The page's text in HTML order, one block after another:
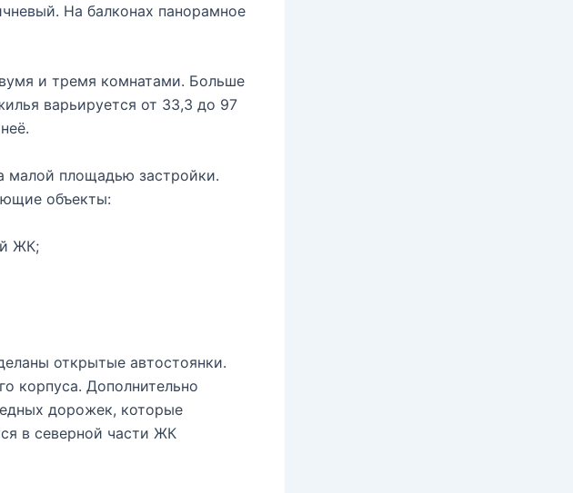
На балконах панорамное
и тремя комнатами. Больше
варьируется от 33,3 до 97
малой площадью застройки.
объекты:
ЖК;
открытые автостоянки.
корпуса. Дополнительно
дорожек, которые
в северной части ЖК